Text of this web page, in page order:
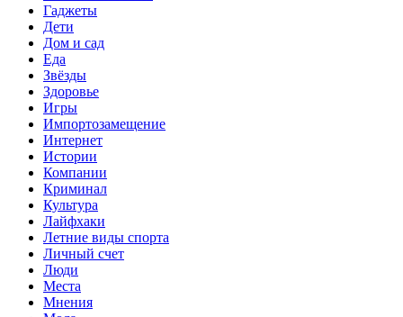
Гаджеты
Дети
Дом и сад
Еда
Звёзды
Здоровье
Игры
Импортозамещение
Интернет
Истории
Компании
Криминал
Культура
Лайфхаки
Летние виды спорта
Личный счет
Люди
Места
Мнения